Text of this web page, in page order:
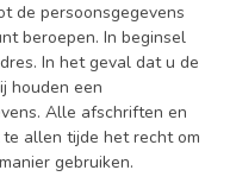
de persoonsgegevens
beroepen. In beginsel
In het geval dat u de
houden een
Alle afschriften en
allen tijde het recht om
gebruiken.